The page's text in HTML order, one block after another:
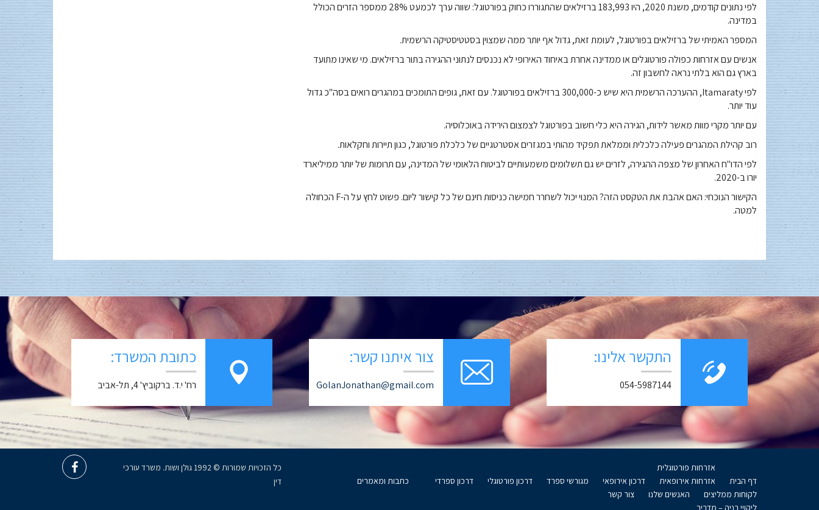
לפי נתונים קודמים, משנת 2020, היו 183,993 ברזילאים שהתגוררו כחוק בפורטוגל: שווה ערך לכמעט 28% ממספר הזרים הכולל
במדינה.
המספר האמיתי של ברזילאים בפורטוגל, לעומת זאת, גדול אף יותר ממה שמצוין בסטטיסטיקה הרשמית.
אנשים עם אזרחות כפולה פורטוגלים או ממדינה אחרת באיחוד האירופי לא נכנסים לנתוני ההגירה בתור ברזילאים. מי שאינו מתועד
בארץ גם הוא בלתי נראה לחשבון זה.
לפי Itamaraty, ההערכה הרשמית היא שיש כ-300,000 ברזילאים בפורטוגל. עם זאת, גופים התומכים במהגרים רואים בסה"כ גדול
עוד יותר.
עם יותר מקרי מוות מאשר לידות, הגירה היא כלי חשוב בפורטוגל לצמצום הירידה באוכלוסיה.
רוב קהילת המהגרים פעילה כלכלית וממלאת תפקיד מהותי במגזרים אסטרטגיים של כלכלת פורטוגל, כגון תיירות וחקלאות.
לפי הדו"ח האחרון של מצפה ההגירה, לזרים יש גם תשלומים משמעותיים לביטוח הלאומי של המדינה, עם תרומות של יותר ממיליארד
יורו ב-2020.
הקישור הנוכחי: האם אהבת את הטקסט הזה? המנוי יכול לשחרר חמישה כניסות חינם של כל קישור ליום. פשוט לחץ על ה-F הכחולה
למטה.
התקשר אלינו:
054-5987144
צור איתנו קשר:
GolanJonathan@gmail.com
כתובת המשרד:
רח' י.ד. ברקוביץ' 4, תל-אביב
דף הבית
אזרחות פורטוגלית
אזרחות אירופאית
דרכון אירופאי מגורשי ספרד דרכון פורטוגלי דרכון ספרדי
כתבות ומאמרים
לקוחות ממליצים
האנשים שלנו
צור קשר
ליקויי בניה – מדריך
כל הזכויות שמורות © 1992 גולן ושות. משרד עורכי
דין